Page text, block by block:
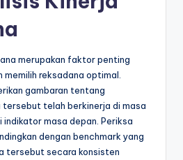
merupakan faktor penting
memilih reksadana optimal.
gambaran tentang
tersebut telah berkinerja di masa
masa depan. Periksa
dengan benchmark yang
tersebut secara konsisten